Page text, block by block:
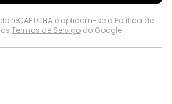
reCAPTCHA e aplicam-se a Política de
Termos de Serviçodo Google.